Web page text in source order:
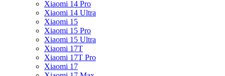
Xiaomi 14 Pro
Xiaomi 14 Ultra
Xiaomi 15
Xiaomi 15 Pro
Xiaomi 15 Ultra
Xiaomi 17T
Xiaomi 17T Pro
Xiaomi 17